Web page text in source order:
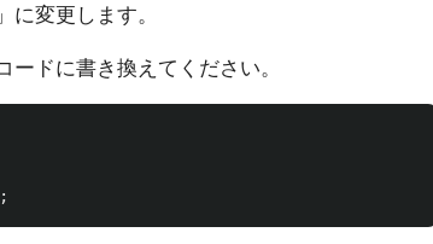
変更します。
ードに書き換えてください。